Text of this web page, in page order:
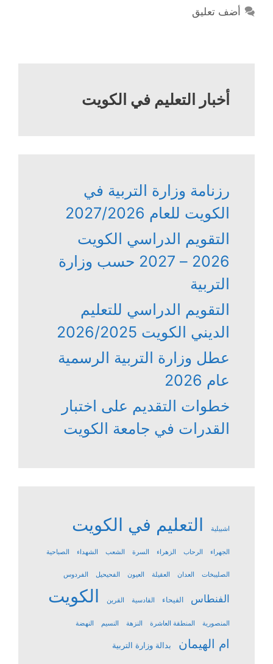
أضف تعليق
أخبار التعليم في الكويت
رزنامة وزارة التربية في
الكويت للعام 2027/2026
التقويم الدراسي الكويت
2026 – 2027 حسب وزارة
التربية
التقويم الدراسي للتعليم
الديني الكويت 2026/2025
عطل وزارة التربية الرسمية
عام 2026
خطوات التقديم على اختبار
القدرات في جامعة الكويت
اشبيلية التعليم في الكويت
الجهراء الرحاب الزهراء السرة الشعب الشهداء الصباحية
الصليبخات العدان العقيلة العيون الفحيحيل الفردوس
الفنطاس الفيحاء القادسية القرين الكويت
المنصورية المنطقة العاشرة النزهة النسيم النهضة
ام الهيمان بدالة وزارة التربية